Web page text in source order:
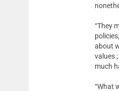
“They
about
values
much
“What